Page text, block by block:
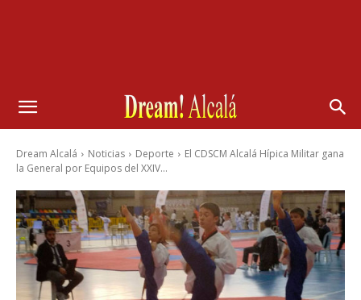
Dream Alcalá Noticias Deporte
El CDSCM Alcalá Hípica Militar gana
la General por Equipos del XXIV...